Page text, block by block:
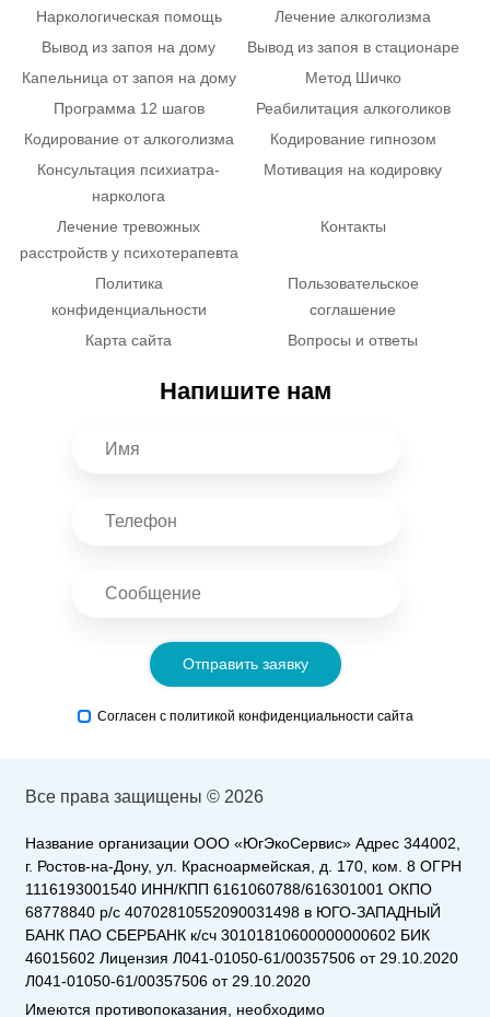
Наркологическая помощь
Лечение алкоголизма
Вывод из запоя на дому
Вывод из запоя в стационаре
Капельница от запоя на дому
Метод Шичко
Программа 12 шагов
Реабилитация алкоголиков
Кодирование от алкоголизма
Кодирование гипнозом
Консультация психиатра-
нарколога
Мотивация на кодировку
Лечение тревожных
расстройств у психотерапевта
Контакты
Политика
конфиденциальности
Пользовательское
соглашение
Карта сайта
Вопросы и ответы
Напишите нам
Отправить заявку
Согласен с политикой конфиденциальности сайта
Все права защищены © 2026
Название организации ООО «ЮгЭкоСервис» Адрес 344002,
г. Ростов-на-Дону, ул. Красноармейская, д. 170, ком. 8 ОГРН
1116193001540 ИНН/КПП 6161060788/616301001 ОКПО
68778840 р/с 40702810552090031498 в ЮГО-ЗАПАДНЫЙ
БАНК ПАО СБЕРБАНК к/сч 30101810600000000602 БИК
46015602 Лицензия Л041-01050-61/00357506 от 29.10.2020
Л041-01050-61/00357506 от 29.10.2020
Имеются противопоказания, необходимо